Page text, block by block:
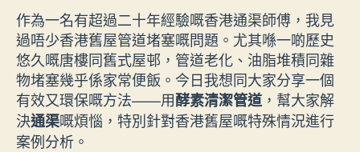
作為一名有超過二十年經驗嘅香港通渠師傅，我見
過唔少香港舊屋管道堵塞嘅問題。尤其喺一啲歷史
悠久嘅唐樓同舊式屋邨，管道老化、油脂堆積同雜
物堵塞幾乎係家常便飯。今日我想同大家分享一個
有效又環保嘅方法——用酵素清潔管道 ，幫大家解
決通渠嘅煩惱，特別針對香港舊屋嘅特殊情況進行
案例分析。